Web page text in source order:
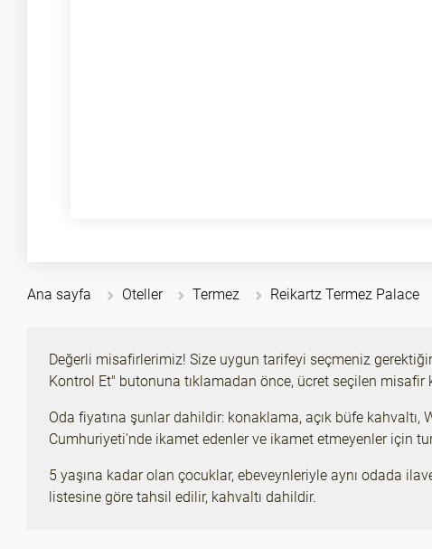
Ana sayfa Oteller Termez Reikartz Termez Palace
Değerli misafirlerimiz! Size uygun tarifeyi seçmeniz
Kontrol Et" butonuna tıklamadan önce, ücret seçilen misafir
Oda fiyatına şunlar dahildir: konaklama, açık büfe
Cumhuriyeti'nde ikamet edenler ve ikamet etmeyenler için
5 yaşına kadar olan çocuklar, ebeveynleriyle aynı odada
listesine göre tahsil edilir, kahvaltı dahildir.